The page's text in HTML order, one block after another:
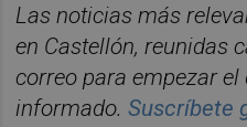
Las noticias más
en Castellón, reunidas
correo para empezar el
informado. Suscríbete